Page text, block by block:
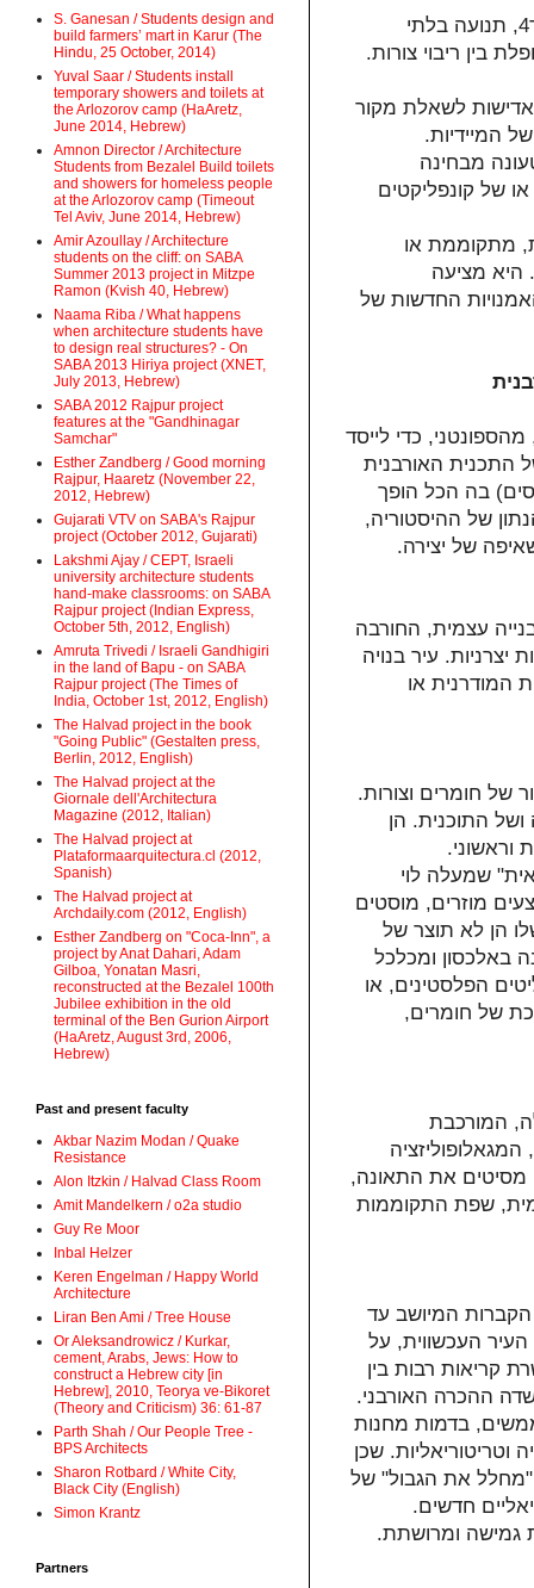
יותר מכל עיר אחרת, העיר המזרחית היא גילום של האי-סדר4, תנועה בלתי
בין ריבוי צורות.
אדישות לשאלת מקור
המיידיות.
מבחינה
של קונפליקטים
מתקוממת או
מציעה
החדשות של
המזרחית, חסרת-הסדר, היא עיר שצומחת מהאדמה6, מהספונטני, כדי לייסד
התכנית האורבנית
בה הכל הופך
של ההיסטוריה,
של יצירה.
עצמית, החורבה
עיר בנויה
המודרנית או
של חומרים וצורות.
ושל התוכנית. הן
שמעלה לוי
מוזרים, מוסטים
הן לא תוצר של
באלכסון ומכלכל
הפלסטינים, או
של חומרים,
המורכבת
מסיטים את התאונה,
שפת התקוממות
הקברות המיושב עד
העכשווית, על
קריאות רבות בין
ההכרה האורבני.
בדמות מחנות
שכן
"מחלל את הגבול" של
חדשים.
גמישה ומרושתת.
S. Ganesan / Students design and
build farmers’ mart in Karur (The
Hindu, 25 October, 2014)
Yuval Saar / Students install
temporary showers and toilets at
the Arlozorov camp (HaAretz,
June 2014, Hebrew)
Amnon Director / Architecture
Students from Bezalel Build toilets
and showers for homeless people
at the Arlozorov camp (Timeout
Tel Aviv, June 2014, Hebrew)
Amir Azoullay / Architecture
students on the cliff: on SABA
Summer 2013 project in Mitzpe
Ramon (Kvish 40, Hebrew)
Naama Riba / What happens
when architecture students have
to design real structures? - On
SABA 2013 Hiriya project (XNET,
July 2013, Hebrew)
SABA 2012 Rajpur project
features at the "Gandhinagar
Samchar"
Esther Zandberg / Good morning
Rajpur, Haaretz (November 22,
2012, Hebrew)
Gujarati VTV on SABA's Rajpur
project (October 2012, Gujarati)
Lakshmi Ajay / CEPT, Israeli
university architecture students
hand-make classrooms: on SABA
Rajpur project (Indian Express,
October 5th, 2012, English)
Amruta Trivedi / Israeli Gandhigiri
in the land of Bapu - on SABA
Rajpur project (The Times of
India, October 1st, 2012, English)
The Halvad project in the book
"Going Public" (Gestalten press,
Berlin, 2012, English)
The Halvad project at the
Giornale dell'Architectura
Magazine (2012, Italian)
The Halvad project at
Plataformaarquitectura.cl (2012,
Spanish)
The Halvad project at
Archdaily.com (2012, English)
Esther Zandberg on "Coca-Inn", a
project by Anat Dahari, Adam
Gilboa, Yonatan Masri,
reconstructed at the Bezalel 100th
Jubilee exhibition in the old
terminal of the Ben Gurion Airport
(HaAretz, August 3rd, 2006,
Hebrew)
Past and present faculty
Akbar Nazim Modan / Quake
Resistance
Alon Itzkin / Halvad Class Room
Amit Mandelkern / o2a studio
Guy Re Moor
Inbal Helzer
Keren Engelman / Happy World
Architecture
Liran Ben Ami / Tree House
Or Aleksandrowicz / Kurkar,
cement, Arabs, Jews: How to
construct a Hebrew city [in
Hebrew], 2010, Teorya ve-Bikoret
(Theory and Criticism) 36: 61-87
Parth Shah / Our People Tree -
BPS Architects
Sharon Rotbard / White City,
Black City (English)
Simon Krantz
Partners